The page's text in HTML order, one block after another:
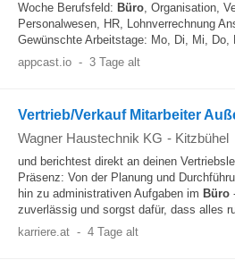
Woche Berufsfeld: Büro, Organisation,
Personalwesen, HR, Lohnverrechnung
Gewünschte Arbeitstage: Mo, Di, Mi, Do,
appcast.io - 3 Tage alt
Vertrieb/Verkauf Mitarbeiter
Wagner Haustechnik KG - Kitzbühel
und berichtest direkt an deinen
Präsenz: Von der Planung und
hin zu administrativen Aufgaben im Büro
zuverlässig und sorgst dafür, dass alles
karriere.at - 4 Tage alt